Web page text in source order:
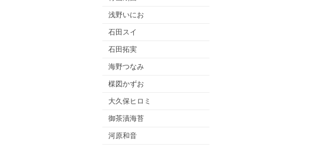
浅野いにお
石田スイ
石田拓実
海野つなみ
楳図かずお
大久保ヒロミ
御茶漬海苔
河原和音